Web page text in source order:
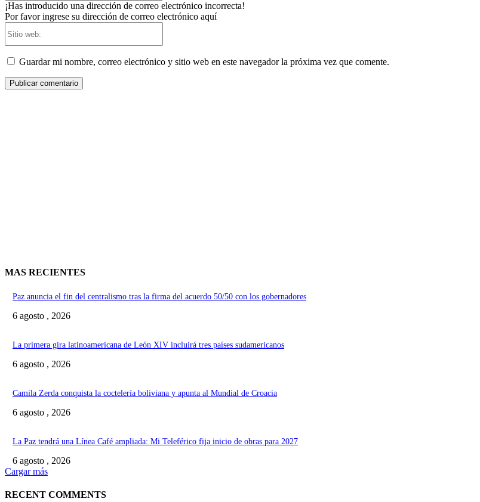
¡Has introducido una dirección de correo electrónico incorrecta!
Por favor ingrese su dirección de correo electrónico aquí
Guardar mi nombre, correo electrónico y sitio web en este navegador la próxima vez que comente.
MAS RECIENTES
Paz anuncia el fin del centralismo tras la firma del acuerdo 50/50 con los gobernadores
6 agosto , 2026
La primera gira latinoamericana de León XIV incluirá tres países sudamericanos
6 agosto , 2026
Camila Zerda conquista la coctelería boliviana y apunta al Mundial de Croacia
6 agosto , 2026
La Paz tendrá una Línea Café ampliada: Mi Teleférico fija inicio de obras para 2027
6 agosto , 2026
Cargar más
RECENT COMMENTS